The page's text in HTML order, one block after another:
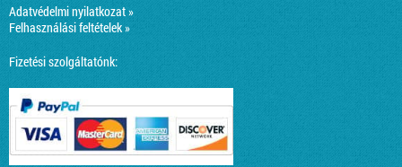
Adatvédelmi nyilatkozat »
Felhasználási feltételek »
Fizetési szolgáltatónk: